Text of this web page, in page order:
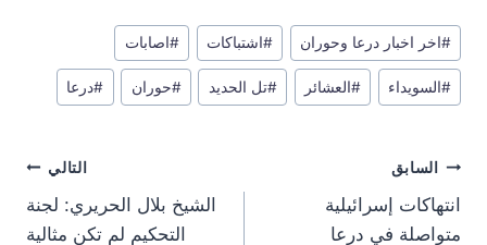
r
e
o
n
e
b
o
o
k
r
o
w
t
e
r
o
n
t
A
p
p
o
n
r
a
m
وسوم
المقال:
#اخر اخبار درعا وحوران #اشتباكات #اصابات
#السويداء #العشائر #تل الحديد #حوران #درعا
تصفّح
المقالات
السابق
انتهاكات إسرائيلية
متواصلة في درعا
التالي
الشيخ بلال الحريري: لجنة
التحكيم لم تكن مثالية